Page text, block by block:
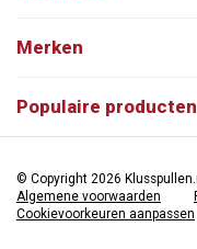
Merken
Populaire producten
© Copyright 2026
Algemene voorwaarden
Cookievoorkeuren aanpassen